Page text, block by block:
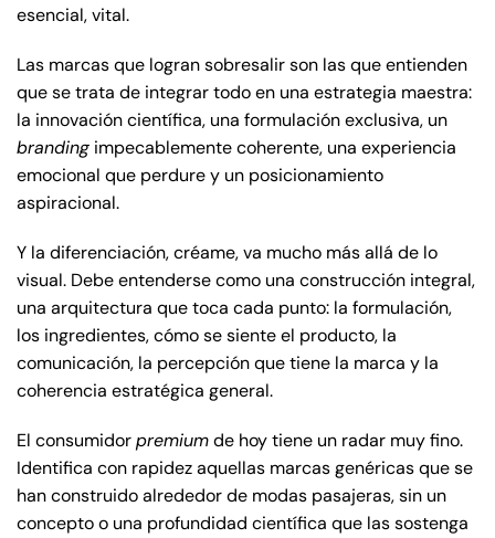
esencial, vital.
Las marcas que logran sobresalir son las que entienden
que se trata de integrar todo en una estrategia maestra:
la innovación científica, una formulación exclusiva, un
branding impecablemente coherente, una experiencia
emocional que perdure y un posicionamiento
aspiracional.
Y la diferenciación, créame, va mucho más allá de lo
visual. Debe entenderse como una construcción integral,
una arquitectura que toca cada punto: la formulación,
los ingredientes, cómo se siente el producto, la
comunicación, la percepción que tiene la marca y la
coherencia estratégica general.
El consumidorpremiumde hoy tiene un radar muy fino.
Identifica con rapidez aquellas marcas genéricas que se
han construido alrededor de modas pasajeras, sin un
concepto o una profundidad científica que las sostenga